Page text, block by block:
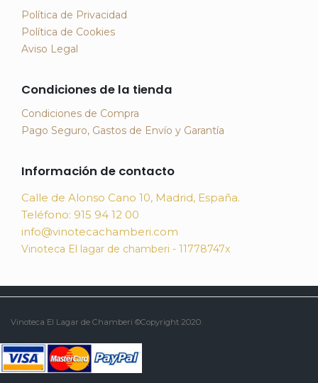
Política de Privacidad
Política de Cookies
Aviso Legal
Condiciones de la tienda
Condiciones de Compra
Pago Seguro, Gastos de Envío y Garantía
Información de contacto
Calle de Alonso Cano 10, Madrid, España.
Teléfono: 915 94 12 00
info@vinotecachamberi.com
Vinoteca El lagar de chamberi - 11778747x
Vinoteca El Lagar de Chamberi ©Copyright 2020.